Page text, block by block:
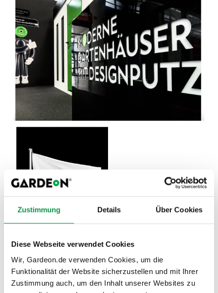
Zustimmung Details Über Cookies
Diese Webseite verwendet Cookies
Wir, Gardeon.de verwenden Cookies, um die
Funktionalität der Website sicherzustellen und mit Ihrer
Zustimmung auch, um den Inhalt unserer Websites zu